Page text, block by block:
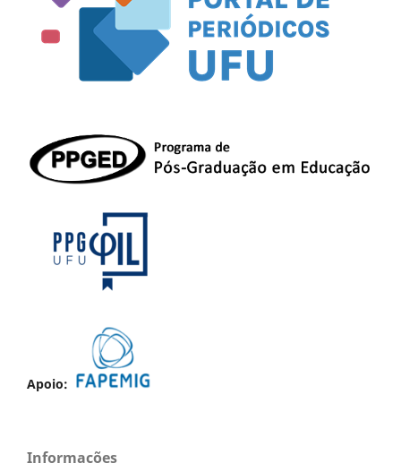
Apoio:
Informações